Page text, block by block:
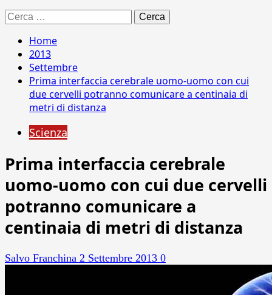
Ricerca
per:
Home
2013
Settembre
Prima interfaccia cerebrale uomo-uomo con cui
due cervelli potranno comunicare a centinaia di
metri di distanza
Scienza
Prima interfaccia cerebrale
uomo-uomo con cui due cervelli
potranno comunicare a
centinaia di metri di distanza
Salvo Franchina 2 Settembre 2013 0